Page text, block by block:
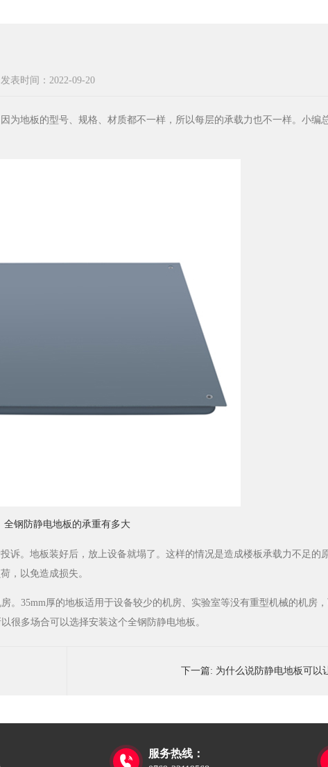
发表时间：2022-09-20
为地板的型号、规格、材质都不一样，所以每层的承载力也不一样。小编
全钢防静电地板的承重有多大​
诉。地板装好后，放上设备就塌了。这样的情况是造成楼板承载力不足的
，以免造成损失。
。35mm厚的地板适用于设备较少的机房、实验室等没有重型机械的机房
很多场合可以选择安装这个全钢防静电地板。
下一篇: 为什么说防静电地板可以

服务热线：